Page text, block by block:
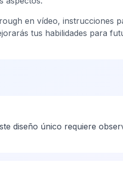
en vídeo, instrucciones
tus habilidades para
diseño único requiere